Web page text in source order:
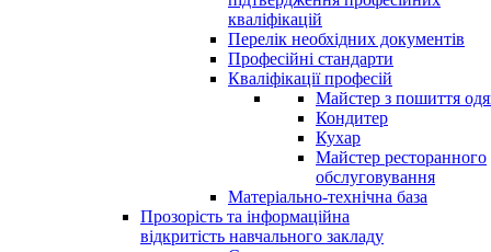
кваліфікацій
Перелік необхідних документів
Професійні стандарти
Кваліфікації професій
Майстер з пошиття
Кондитер
Кухар
Майстер ресторанного
обслуговування
Матеріально-технічна база
Прозорість та інформаційна
відкритість навчального закладу